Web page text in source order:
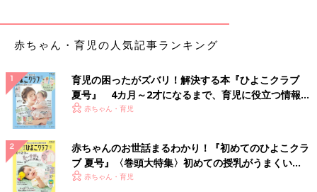
赤ちゃん・育児の人気記事ランキング
育児の困ったがズバリ！解決する本『ひよこクラブ
夏号』 4カ月～2才になるまで、育児に役立つ情報が
いっぱい！
赤ちゃん・育児
赤ちゃんのお世話まるわかり！『初めてのひよこクラ
ブ 夏号』〈巻頭大特集〉初めての授乳がうまくい
く！ おっぱい・ミルクの基本と夏のトラブル 解決テ
赤ちゃん・育児